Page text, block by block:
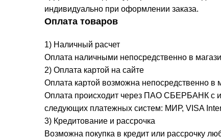
индивидуально при оформлении заказа.
Оплата товаров
1) Наличный расчет
Оплата наличными непосредственно в
2) Оплата картой на сайте
Оплата картой возможна непосредственно в
Оплата происходит через ПАО СБЕРБАНК с
следующих платежных систем: МИР, VISA
3) Кредитование и рассрочка
Возможна покупка в кредит или рассрочку